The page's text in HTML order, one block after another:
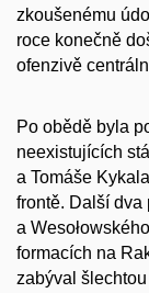
zkoušenému
roce konečně
ofenzivě
Po obědě byla
neexistujících
a Tomáše
frontě. Další dva
a
formacích na
zabýval